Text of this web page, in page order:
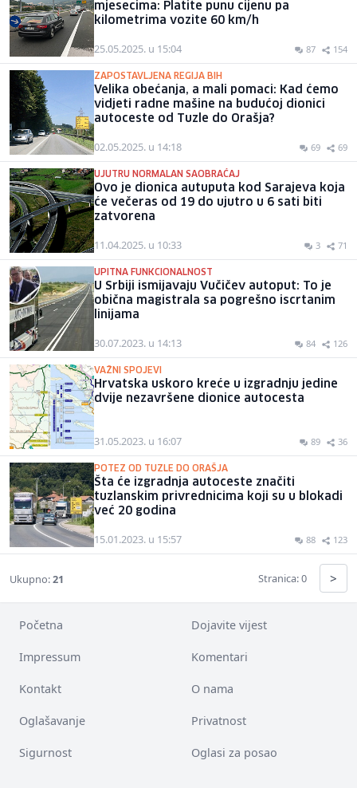
mjesecima: Platite punu cijenu pa
kilometrima vozite 60 km/h
25.05.2025. u 15:04 87 154
ZAPOSTAVLJENA REGIJA BIH
Velika obećanja, a mali pomaci: Kad ćemo
vidjeti radne mašine na budućoj dionici
autoceste od Tuzle do Orašja?
02.05.2025. u 14:18 69 69
UJUTRU NORMALAN SAOBRAĆAJ
Ovo je dionica autuputa kod Sarajeva koja
će večeras od 19 do ujutro u 6 sati biti
zatvorena
11.04.2025. u 10:33 3 71
UPITNA FUNKCIONALNOST
U Srbiji ismijavaju Vučičev autoput: To je
obična magistrala sa pogrešno iscrtanim
linijama
30.07.2023. u 14:13 84 126
VAŽNI SPOJEVI
Hrvatska uskoro kreće u izgradnju jedine
dvije nezavršene dionice autocesta
31.05.2023. u 16:07 89 36
POTEZ OD TUZLE DO ORAŠJA
Šta će izgradnja autoceste značiti
tuzlanskim privrednicima koji su u blokadi
već 20 godina
15.01.2023. u 15:57 88 123
Ukupno:21 Stranica: 0 >
Početna Dojavite vijest
Impressum Komentari
Kontakt O nama
Oglašavanje Privatnost
Sigurnost Oglasi za posao